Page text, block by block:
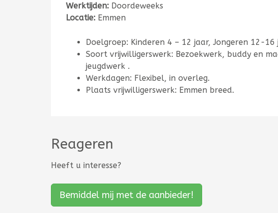
Werktijden: Doordeweeks
Locatie: Emmen
Doelgroep: Kinderen 4 – 12 jaar, Jongeren 12-16
Soort vrijwilligerswerk: Bezoekwerk, buddy en
jeugdwerk .
Werkdagen: Flexibel, in overleg.
Plaats vrijwilligerswerk: Emmen breed.
Reageren
Heeft u interesse?
Bemiddel mij met de aanbieder!